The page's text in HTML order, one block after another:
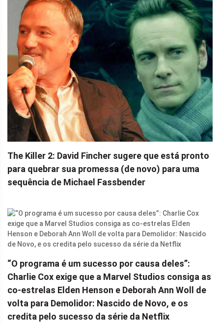
The Killer 2: David Fincher sugere que está pronto
para quebrar sua promessa (de novo) para uma
sequência de Michael Fassbender
“O programa é um sucesso por causa deles”:
Charlie Cox exige que a Marvel Studios consiga as
co-estrelas Elden Henson e Deborah Ann Woll de
volta para Demolidor: Nascido de Novo, e os
credita pelo sucesso da série da Netflix